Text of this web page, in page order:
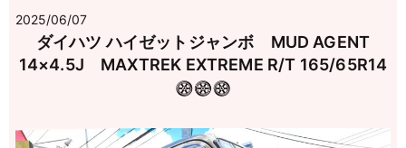
2025/06/07
ダイハツ ハイゼットジャンボ MUD AGENT
14×4.5J MAXTREK EXTREME R/T 165/65R14